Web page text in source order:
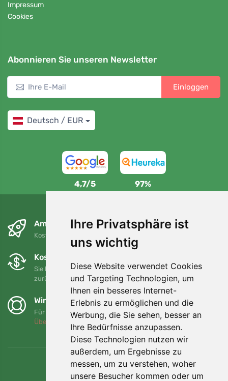
Ihre Privatsphäre ist
uns wichtig
Diese Website verwendet Cookies
und Targeting Technologien, um
Ihnen ein besseres Internet-
Erlebnis zu ermöglichen und die
Werbung, die Sie sehen, besser an
Ihre Bedürfnisse anzupassen.
Diese Technologien nutzen wir
außerdem, um Ergebnisse zu
messen, um zu verstehen, woher
unsere Besucher kommen oder um
Impressum
Cookies
Abonnieren Sie unseren Newsletter
Einloggen
Deutsch / EUR
4,7/5 97%
Am nächsten Tag und kostenlos
Kostenloser Versand für Bestellungen über 80 EUR
Kostenloser Umtausch und Rückgabe
Sie können Ihre Bestellung jederzeit innerhalb von 90 Tagen
zurückgeben oder umtauschen.
Wir unterstützen Trees.org
Für jede Bestellung pflanzen wir einen Baum! Mehr lesen
Über uns